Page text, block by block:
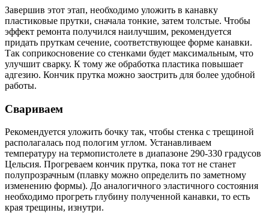
Завершив этот этап, необходимо уложить в канавку
пластиковые прутки, сначала тонкие, затем толстые. Чтобы
эффект ремонта получился наилучшим, рекомендуется
придать пруткам сечение, соответствующее форме канавки.
Так соприкосновение со стенками будет максимальным, что
улучшит сварку. К тому же обработка пластика повышает
адгезию. Кончик прутка можно заострить для более удобной
работы.
Свариваем
Рекомендуется уложить бочку так, чтобы стенка с трещиной
располагалась под пологим углом. Устанавливаем
температуру на термопистолете в диапазоне 290-330 градусов
Цельсия. Прогреваем кончик прутка, пока тот не станет
полупрозрачным (плавку можно определить по заметному
изменению формы). До аналогичного эластичного состояния
необходимо прогреть глубину полученной канавки, то есть
края трещины, изнутри.